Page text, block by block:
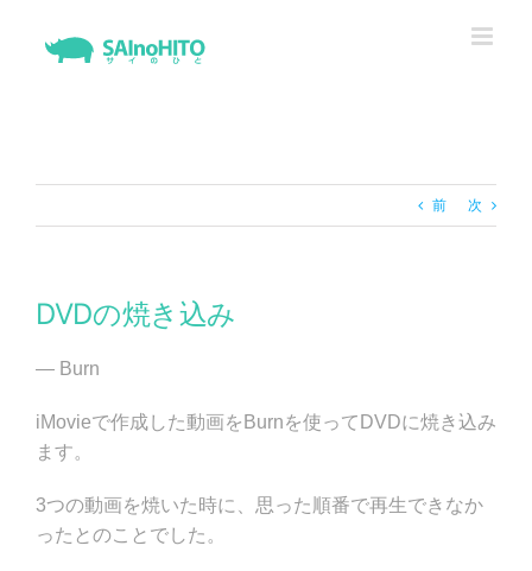
前 次
DVDの焼き込み
— Burn
iMovieで作成した動画をBurnを使ってDVDに焼き込み
ます。
3つの動画を焼いた時に、思った順番で再生できなか
ったとのことでした。